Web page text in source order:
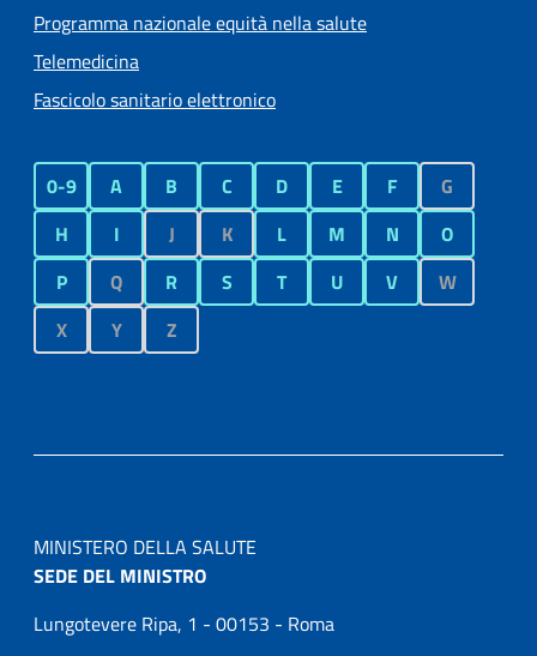
Programma nazionale equità nella salute
Telemedicina
Fascicolo sanitario elettronico
0-9 A B C D E F
G
H
I J K L M N
O
P
Q R S T U V
W
X
Y Z
MINISTERO DELLA SALUTE
SEDE DEL MINISTRO
Lungotevere Ripa, 1 - 00153 - Roma